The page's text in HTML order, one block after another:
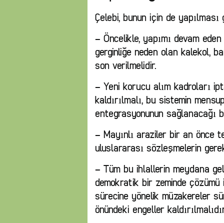
Çelebi, bunun için de
– Öncelikle, yapımı devam
gerginliğe neden olan kalekol,
son verilmelidir.
– Yeni korucu alım kadroları
kaldırılmalı, bu sistemin
entegrasyonunun sağlanacağı
– Mayınlı araziler bir an önce
uluslararası sözleşmelerin
– Tüm bu ihlallerin meydana
demokratik bir zeminde
sürecine yönelik müzakereler
önündeki engeller